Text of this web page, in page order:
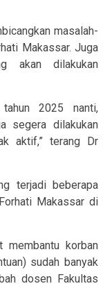
masalah-
Makassar. Juga
akan dilakukan
2025 nanti,
segera dilakukan
aktif,” terang Dr
terjadi beberapa
Makassar di
membantu korban
sudah banyak
dosen Fakultas